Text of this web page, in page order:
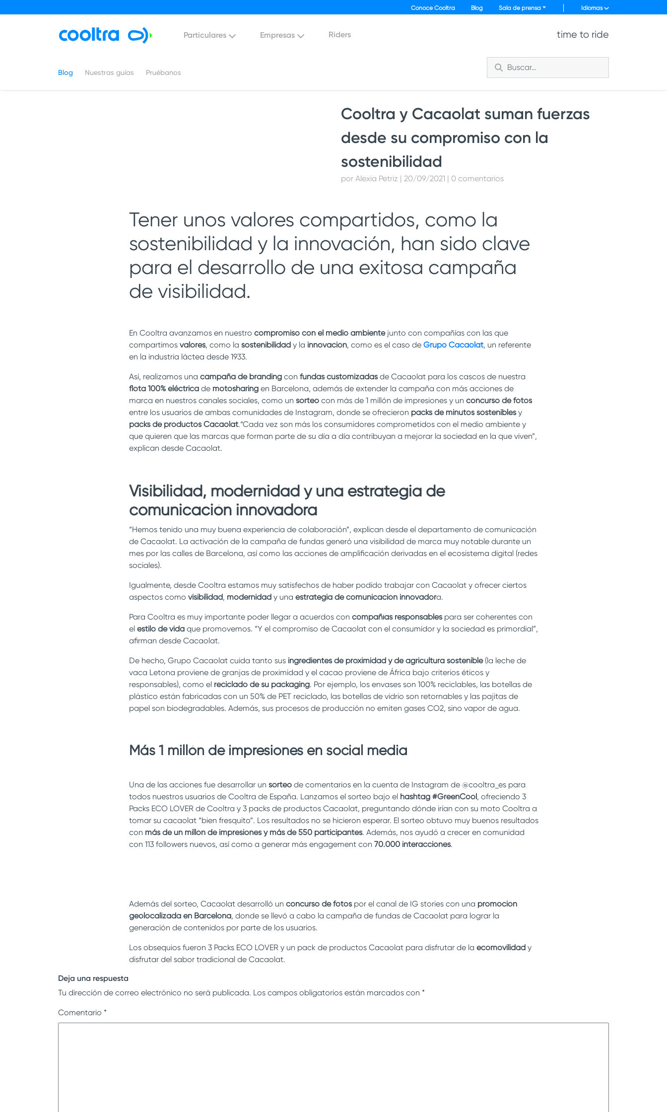
Conoce Cooltra Blog Sala de prensa Idiomas
Particulares Empresas Riders time to ride
Blog Nuestras guías Pruébanos
Cooltra y Cacaolat suman fuerzas
desde su compromiso con la
sostenibilidad
por Alexia Petriz | 20/09/2021 | 0 comentarios
Tener unos valores compartidos, como la
sostenibilidad y la innovación, han sido clave
para el desarrollo de una exitosa campaña
de visibilidad.
En Cooltra avanzamos en nuestro compromiso con el medio ambiente junto con compañías con las que
compartimos valores, como la sostenibilidad y la innovación, como es el caso de Grupo Cacaolat, un referente
en la industria láctea desde 1933.
Así, realizamos una campaña de branding con fundas customizadasde Cacaolat para los cascos de nuestra
flota 100% eléctricade motosharing en Barcelona, además de extender la campaña con más acciones de
marca en nuestros canales sociales, como un sorteo con más de 1 millón de impresiones y un concurso de fotos
entre los usuarios de ambas comunidades de Instagram, donde se ofrecieron packs de minutos sosteniblesy
packs de productos Cacaolat.“Cada vez son más los consumidores comprometidos con el medio ambiente y
que quieren que las marcas que forman parte de su día a día contribuyan a mejorar la sociedad en la que viven”,
explican desde Cacaolat.
Visibilidad, modernidad y una estrategia de
comunicación innovadora
“Hemos tenido una muy buena experiencia de colaboración”, explican desde el departamento de comunicación
de Cacaolat. La activación de la campaña de fundas generó una visibilidad de marca muy notable durante un
mes por las calles de Barcelona, así como las acciones de amplificación derivadas en el ecosistema digital (redes
sociales).
Igualmente, desde Cooltra estamos muy satisfechos de haber podido trabajar con Cacaolat y ofrecer ciertos
aspectos como visibilidad, modernidad y una estrategia de comunicación innovadora.
Para Cooltra es muy importante poder llegar a acuerdos con compañías responsables para ser coherentes con
el estilo de vidaque promovemos. “Y el compromiso de Cacaolat con el consumidor y la sociedad es primordial”,
afirman desde Cacaolat.
De hecho, Grupo Cacaolat cuida tanto sus ingredientes de proximidad y de agricultura sostenible (la leche de
vaca Letona proviene de granjas de proximidad y el cacao proviene de África bajo criterios éticos y
responsables), como el reciclado de su packaging. Por ejemplo, los envases son 100% reciclables, las botellas de
plástico están fabricadas con un 50% de PET reciclado, las botellas de vidrio son retornables y las pajitas de
papel son biodegradables. Además, sus procesos de producción no emiten gases CO2, sino vapor de agua.
Más 1 millón de impresiones en social media
Una de las acciones fue desarrollar un sorteo de comentarios en la cuenta de Instagram de @cooltra_es para
todos nuestros usuarios de Cooltra de España. Lanzamos el sorteo bajo el hashtag #GreenCool, ofreciendo 3
Packs ECO LOVER de Cooltra y 3 packs de productos Cacaolat, preguntando dónde irían con su moto Cooltra a
tomar su cacaolat “bien fresquito”. Los resultados no se hicieron esperar. El sorteo obtuvo muy buenos resultados
con más de un millón de impresiones y más de 550 participantes. Además, nos ayudó a crecer en comunidad
con 113 followers nuevos, así como a generar más engagement con 70.000 interacciones.
Además del sorteo, Cacaolat desarrolló un concurso de fotospor el canal de IG stories con una promoción
geolocalizada en Barcelona, donde se llevó a cabo la campaña de fundas de Cacaolat para lograr la
generación de contenidos por parte de los usuarios.
Los obsequios fueron 3 Packs ECO LOVER y un pack de productos Cacaolat para disfrutar de la ecomovilidady
disfrutar del sabor tradicional de Cacaolat.
Deja una respuesta
Tu dirección de correo electrónico no será publicada. Los campos obligatorios están marcados con *
Comentario *